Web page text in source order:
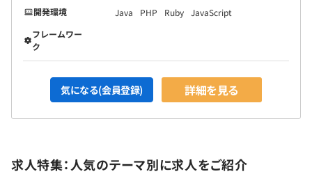
開発環境
Java PHP Ruby JavaScript
フレームワー
ク
気になる(会員登録) 詳細を見る
求人特集：人気のテーマ別に求人をご紹介